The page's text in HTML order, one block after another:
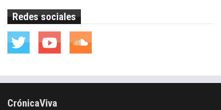
Redes sociales
CrónicaViva